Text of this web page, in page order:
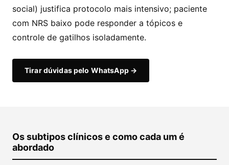
social) justifica protocolo mais intensivo; paciente
com NRS baixo pode responder a tópicos e
controle de gatilhos isoladamente.
Tirar dúvidas pelo WhatsApp →
Os subtipos clínicos e como cada um é
abordado